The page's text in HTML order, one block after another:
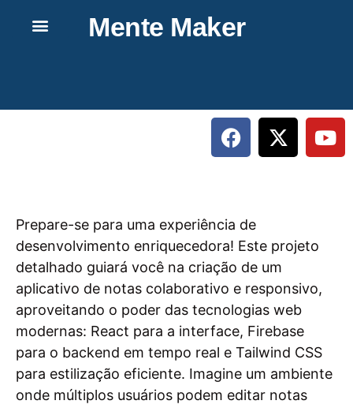
Mente Maker
Prepare-se para uma experiência de
desenvolvimento enriquecedora! Este projeto
detalhado guiará você na criação de um
aplicativo de notas colaborativo e responsivo,
aproveitando o poder das tecnologias web
modernas: React para a interface, Firebase
para o backend em tempo real e Tailwind CSS
para estilização eficiente. Imagine um ambiente
onde múltiplos usuários podem editar notas